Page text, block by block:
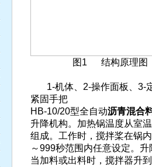
图1 结构原理图
1-机体、2-操作面板、3-定
紧固手把
HB-10/20型全自动沥青混合
升降机构。加热锅温度从室
组成。工作时，搅拌桨在锅
～999秒范围内任意设定。
当加料或出料时，搅拌器升